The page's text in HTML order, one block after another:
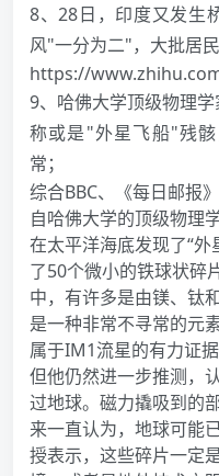
8、28日，印度又发生
风"一分为二"，大批居民
https://
9、哈佛大学顶级物理学
称或是"外星飞船"残
常；
综合BBC、《每日邮报
自哈佛大学的顶级物理
在太平洋海底发现了“
了50个微小的铁球状碎
中，有许多是由镁、钛
是一种非常不寻常的元
属于IM1流星的有力证
但他仍然进一步推测，
过地球。磁力撬吸到的
来一直认为，地球可能
授表示，这些碎片一定